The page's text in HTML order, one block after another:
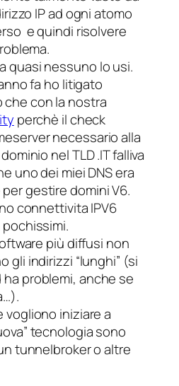
IP ad ogni atomo
e quindi risolvere
quasi nessuno lo usi.
fa ho litigato
con la nostra
perchè il check
necessario alla
nel TLD .IT falliva
uno dei miei DNS era
per gestire domini V6.
connettivita IPV6
più diffusi non
gli indirizzi “lunghi” (si
problemi, anche se
vogliono iniziare a
tecnologia sono
tunnelbroker o altre